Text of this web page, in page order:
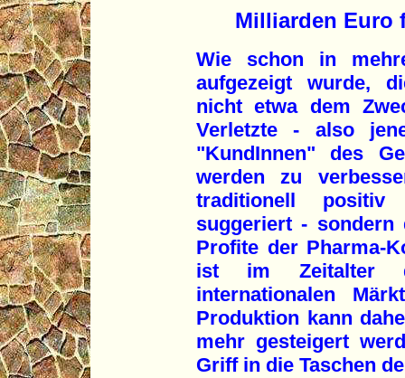
Milliarden Euro
Wie schon in
aufgezeigt wurde,
nicht etwa dem
Verletzte - also
"KundInnen" des
werden zu
traditionell positiv
suggeriert - sondern
Profite der Pharma-
ist im Zeitalter
internationalen
Produktion kann
mehr gesteigert
Griff in die Taschen